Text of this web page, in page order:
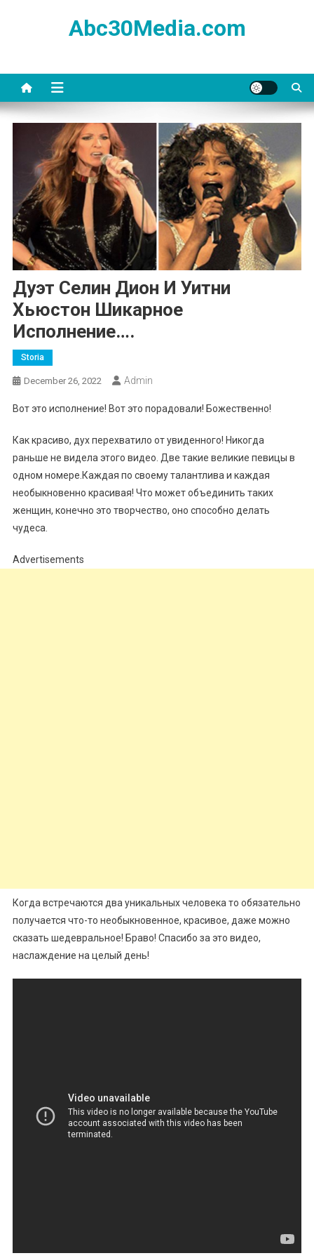
Abc30Media.com
Дуэт Селин Дион И Уитни
Хьюстон Шикарное
Исполнение….
Storia
December 26, 2022 Admin
Вот это исполнение! Вот это порадовали! Божественно!
Как красиво, дух перехватило от увиденного! Никогда
раньше не видела этого видео. Две такие великие певицы в
одном номере.Каждая по своему талантлива и каждая
необыкновенно красивая! Что может объединить таких
женщин, конечно это творчество, оно способно делать
чудеса.
Advertisements
Когда встречаются два уникальных человека то обязательно
получается что-то необыкновенное, красивое, даже можно
сказать шедевральное! Браво! Спасибо за это видео,
наслаждение на целый день!